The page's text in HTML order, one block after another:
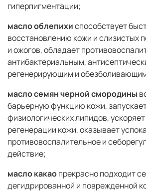
гиперпигментации;
масло облепихиспособствует
восстановлению кожи и слизистых
и ожогов, обладает
антибактериальным,
регенерирующим и
масло семян черной смородины
барьерную функцию кожи,
физиологических липидов,
регенерации кожи, оказывает
противовоспалительное и
действие;
масло какаопрекрасно подходит
дегидрированной и поврежденной